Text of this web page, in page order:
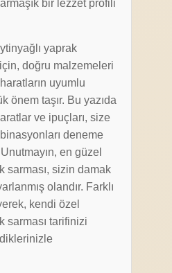
bir lezzet profili
yaprak
doğru malzemeleri
uyumlu
önem taşır. Bu yazıda
ve ipuçları, size
deneme
Unutmayın, en güzel
sarması, sizin damak
olandır. Farklı
kendi özel
sarması tarifinizi